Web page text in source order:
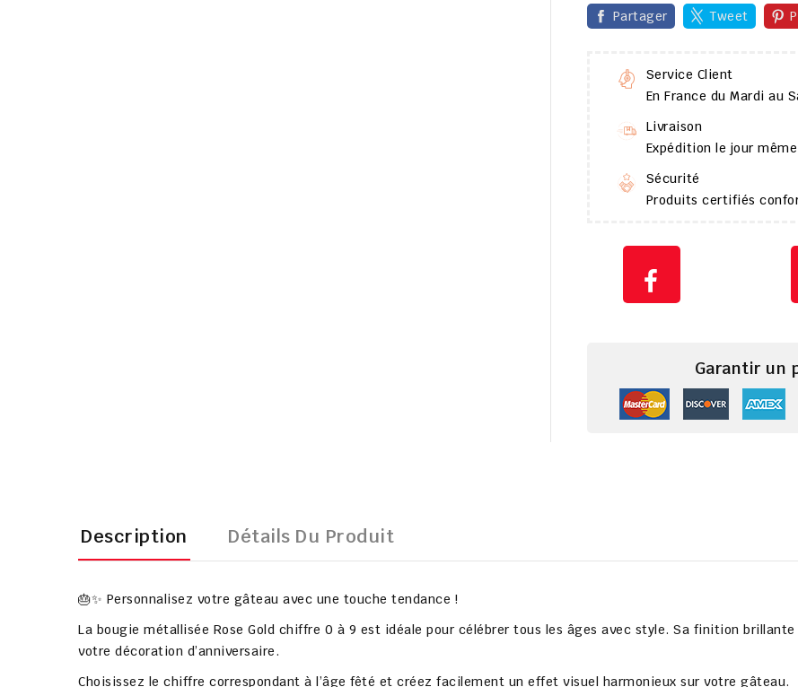
Partager Tweet
Service Client
En France du Mardi au
Livraison
Expédition le jour
Sécurité
Produits certifiés
Garantir un
Description Détails Du Produit
🎂✨ Personnalisez votre gâteau avec une touche tendance !
La bougie métallisée Rose Gold chiffre 0 à 9 est idéale pour célébrer tous les âges avec style. Sa finition
votre décoration d’anniversaire.
Choisissez le chiffre correspondant à l’âge fêté et créez facilement un effet visuel harmonieux sur votre gâteau.